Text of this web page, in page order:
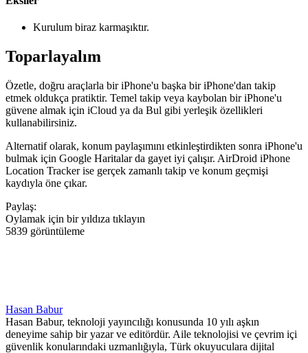
Kurulum biraz karmaşıktır.
Toparlayalım
Özetle, doğru araçlarla bir iPhone'u başka bir iPhone'dan takip
etmek oldukça pratiktir. Temel takip veya kaybolan bir iPhone'u
güvene almak için iCloud ya da Bul gibi yerleşik özellikleri
kullanabilirsiniz.
Alternatif olarak, konum paylaşımını etkinleştirdikten sonra iPhone'u
bulmak için Google Haritalar da gayet iyi çalışır. AirDroid iPhone
Location Tracker ise gerçek zamanlı takip ve konum geçmişi
kaydıyla öne çıkar.
Paylaş:
Oylamak için bir yıldıza tıklayın
5839 görüntüleme
Hasan Babur
Hasan Babur, teknoloji yayıncılığı konusunda 10 yılı aşkın
deneyime sahip bir yazar ve editördür. Aile teknolojisi ve çevrim içi
güvenlik konularındaki uzmanlığıyla, Türk okuyuculara dijital